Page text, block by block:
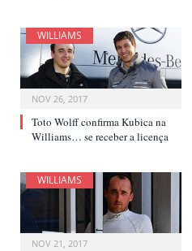
WILLIAMS
NOV 26, 2017
Toto Wolff confirma Kubica na
Williams… se receber a licença
WILLIAMS
NOV 21, 2017